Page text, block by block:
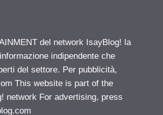
del network IsayBlog! la
indipendente che
del settore. Per pubblicità,
This website is part of the
network For advertising, press